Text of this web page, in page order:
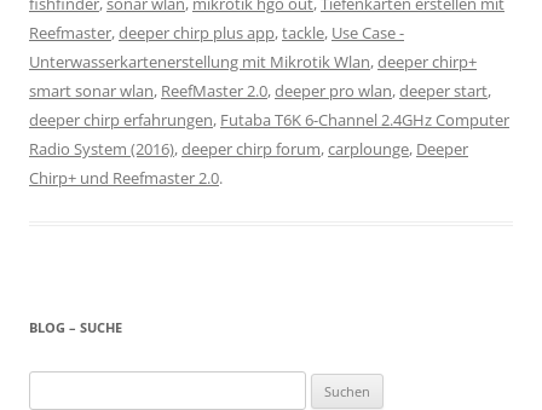
Reefmaster,deeper chirp plus app,tackle, Use Case -
Unterwasserkartenerstellung mit Mikrotik Wlan,deeper chirp+
smart sonar wlan, ReefMaster 2.0,deeper pro wlan,deeper start,
deeper chirp erfahrungen, Futaba T6K 6-Channel 2.4GHz Computer
Radio System (2016),deeper chirp forum,carplounge, Deeper
Chirp+ und Reefmaster 2.0.
BLOG – SUCHE